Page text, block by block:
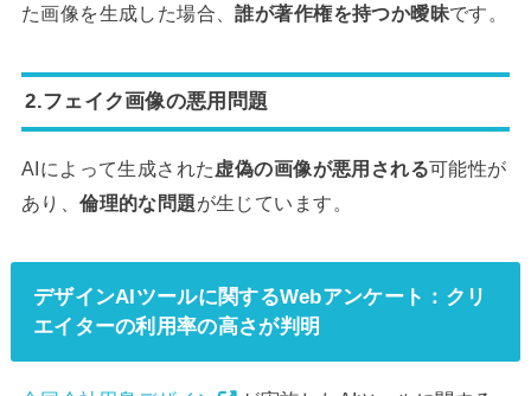
た画像を生成した場合、誰が著作権を持つか曖昧です。
2.フェイク画像の悪用問題
AIによって生成された虚偽の画像が悪用される可能性が
あり、倫理的な問題が生じています。
デザインAIツールに関するWebアンケート：クリ
エイターの利用率の高さが判明